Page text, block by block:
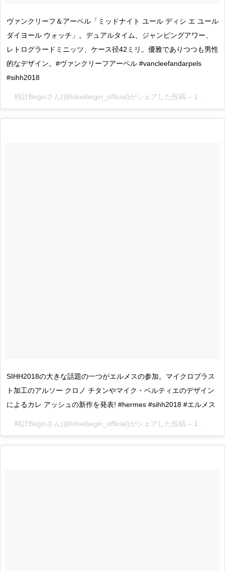
ヴァンクリーフ＆アーペル「ミッドナイト ユール ディシ エ ユール
ダイヨール ウォッチ」。デュアルタイム、ジャンピングアワー、
レトログラードミニッツ、ケース径42ミリ。優雅でありつつも男性
的なデザイン。#ヴァンクリーフアーペル #vancleefandarpels
#sihh2018
時計Beginさん(@tokeibegin_official)がシェアした投稿 – 1月 15, 2018 at 2:33午前 PST
SIHH2018の大きな話題の一つがエルメスの参加。マイクロブラス
ト加工のアルソー クロノ チタンやマイク・ベルティエのデザイン
によるカレ アッシュの新作を発表! #hermes #sihh2018 #エルメス
時計Beginさん(@tokeibegin_official)がシェアした投稿 – 1月 15, 2018 at 5:34午前 PST